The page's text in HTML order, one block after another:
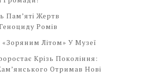
Пам’яті Жертв
Ромів
«Зоряним Літом» У Музеї
Крізь Покоління:
Отримав Нові